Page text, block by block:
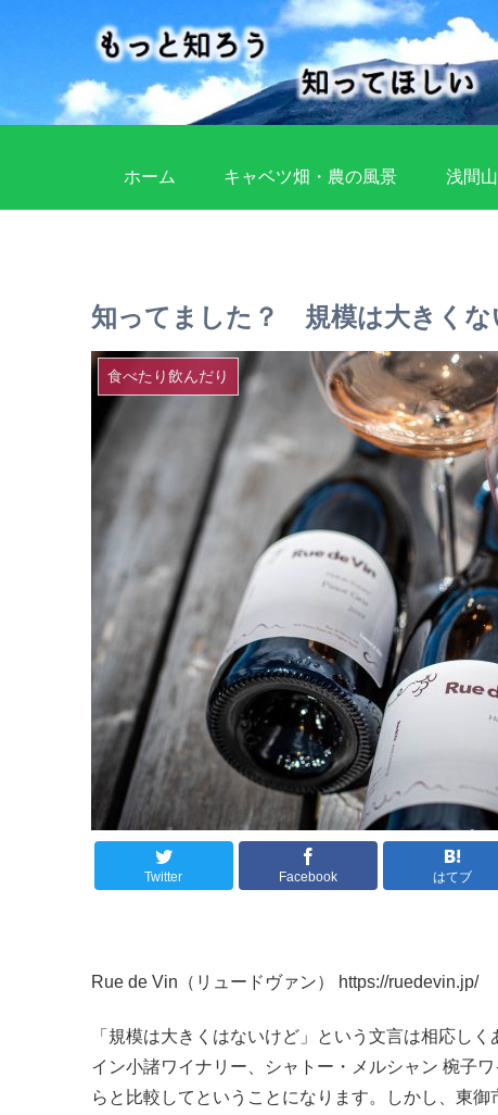
ホーム キャベツ畑・農の風景 浅間
知ってました？ 規模は大きくな
食べたり飲んだり
Twitter Facebook はてブ
Rue de Vin（リュードヴァン） https://ruedevin.jp/
「規模は大きくはないけど」という文言は相応し
イン小諸ワイナリー、シャトー・メルシャン 椀子
らと比較してということになります。しかし、東